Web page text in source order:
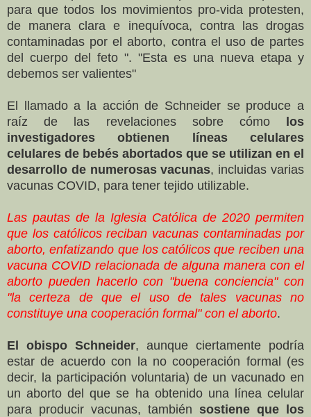
para que todos los movimientos pro-vida protesten,
de manera clara e inequívoca, contra las drogas
contaminadas por el aborto, contra el uso de partes
del cuerpo del feto ". "Esta es una nueva etapa y
debemos ser valientes"
El llamado a la acción de Schneider se produce a
raíz de las revelaciones sobre cómo los
investigadores obtienen líneas celulares
celulares de bebés abortados que se utilizan en el
desarrollo de numerosas vacunas, incluidas varias
vacunas COVID, para tener tejido utilizable.
Las pautas de la Iglesia Católica de 2020 permiten
que los católicos reciban vacunas contaminadas por
aborto, enfatizando que los católicos que reciben una
vacuna COVID relacionada de alguna manera con el
aborto pueden hacerlo con "buena conciencia" con
"la certeza de que el uso de tales vacunas no
constituye una cooperación formal" con el aborto.
El obispo Schneider, aunque ciertamente podría
estar de acuerdo con la no cooperación formal (es
decir, la participación voluntaria) de un vacunado en
un aborto del que se ha obtenido una línea celular
para producir vacunas, también sostiene que los